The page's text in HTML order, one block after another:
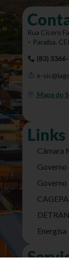
Rua Cícero
– Paraíba.
(83)
e-
Mapa do
Câmara
Governo
Governo
CAGEPA
DETRAN
Energisa